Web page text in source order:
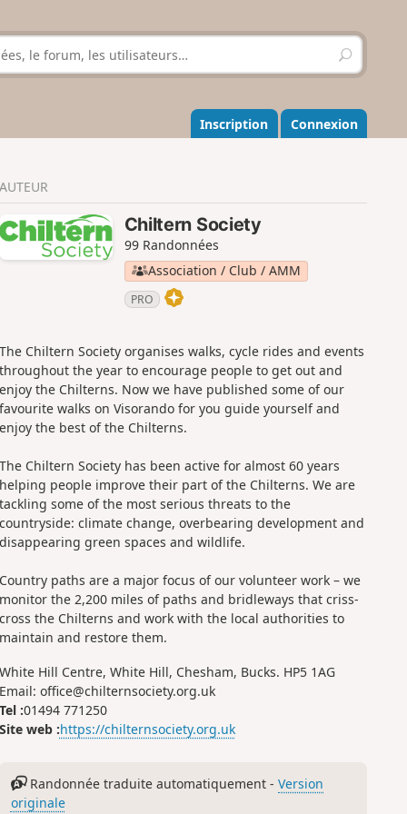
R
e
h
e
r
r
Inscription Connexion
AUTEUR
Chiltern Society
99 Randonnées
Association / Club / AMM
PRO
The Chiltern Society organises walks, cycle rides and events
throughout the year to encourage people to get out and
enjoy the Chilterns. Now we have published some of our
favourite walks on Visorando for you guide yourself and
enjoy the best of the Chilterns.
The Chiltern Society has been active for almost 60 years
helping people improve their part of the Chilterns. We are
tackling some of the most serious threats to the
countryside: climate change, overbearing development and
disappearing green spaces and wildlife.
Country paths are a major focus of our volunteer work – we
monitor the 2,200 miles of paths and bridleways that criss-
cross the Chilterns and work with the local authorities to
maintain and restore them.
White Hill Centre, White Hill, Chesham, Bucks. HP5 1AG
Email: office@chilternsociety.org.uk
Tel :01494 771250
Site web :https://chilternsociety.org.uk
Randonnée traduite automatiquement -Version
originale